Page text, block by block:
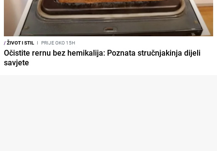
/ŽIVOT I STIL I PRIJE OKO 15H
Očistite rernu bez hemikalija: Poznata stručnjakinja dijeli
savjete